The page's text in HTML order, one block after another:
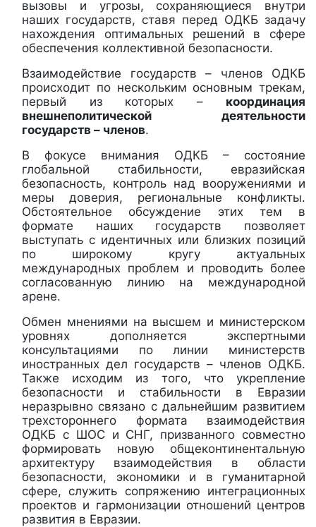
вызовы и угрозы, сохраняющиеся внутри
наших государств, ставя перед ОДКБ задачу
нахождения оптимальных решений в сфере
обеспечения коллективной безопасности.
Взаимодействие государств – членов ОДКБ
происходит по нескольким основным трекам,
первый из которых – координация
внешнеполитической деятельности
государств – членов.
В фокусе внимания ОДКБ – состояние
глобальной стабильности, евразийская
безопасность, контроль над вооружениями и
меры доверия, региональные конфликты.
Обстоятельное обсуждение этих тем в
формате наших государств позволяет
выступать с идентичных или близких позиций
по широкому кругу актуальных
международных проблем и проводить более
согласованную линию на международной
арене.
Обмен мнениями на высшем и министерском
уровнях дополняется экспертными
консультациями по линии министерств
иностранных дел государств – членов ОДКБ.
Также исходим из того, что укрепление
безопасности и стабильности в Евразии
неразрывно связано с дальнейшим развитием
трехстороннего формата взаимодействия
ОДКБ с ШОС и СНГ, призванного совместно
формировать новую общеконтинентальную
архитектуру взаимодействия в области
безопасности, экономики и в гуманитарной
сфере, служить сопряжению интеграционных
проектов и гармонизации отношений центров
развития в Евразии.